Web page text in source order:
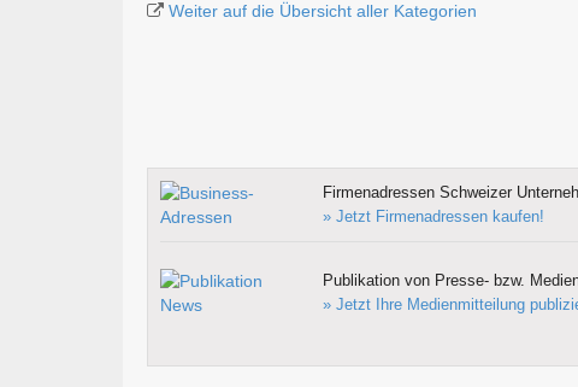
Weiter auf die Übersicht aller Kategorien
Firmenadressen Schweizer
» Jetzt Firmenadressen kaufen!
Publikation von Presse- bzw.
» Jetzt Ihre Medienmitteilung